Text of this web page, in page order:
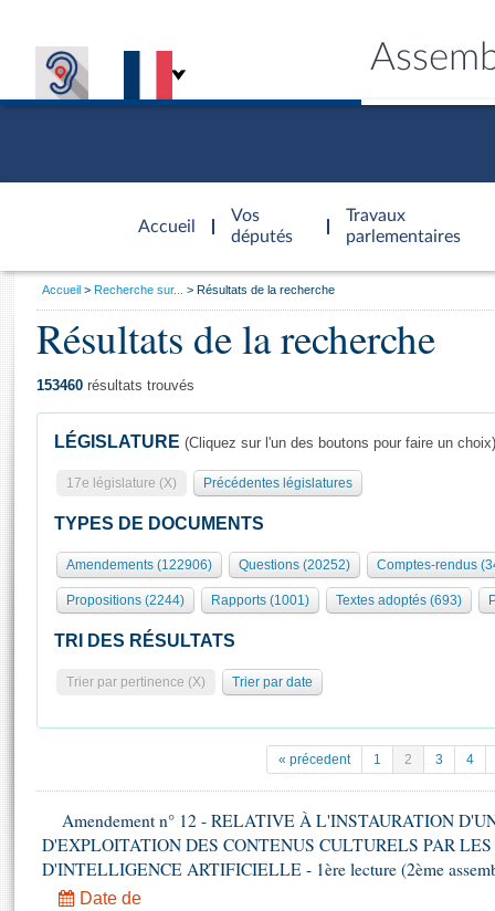
Accueil
d'accueil
Vos
députés
Travaux
parlementaires
Présidence
577 députés
Groupes politiques
Séance publique
Commissions et autres organes
Europe et International
Pétitions
Projets de loi
Propositions de loi
Amendements
Textes adoptés
Général
Rôle et pouvoirs de l'Assemblée
Organisation de l'Assemblée
Présidence Conférence des Présidents Bureau Collège des
Statistiques et chiffres clés
( Constitution | Règlement de l'Assemblée ... )
Juniors
Visiter l'Assemblée
Visite virtuelle du palais Bourbon
Assister à une séance
Contacts et plan d'accès
Photos libres de droit
Vous
Accueil Recherche sur... Résultats de la recherche
Résultats de la recherche
153460 résultats trouvés
LÉGISLATURE (Cliquez sur l'un des boutons pour faire un choix)
17e législature (X) Précédentes législatures
TYPES DE DOCUMENTS
Amendements (122906) Questions (20252) Comptes-rendus
Propositions (2244) Rapports (1001) Textes adoptés (693)
TRI DES RÉSULTATS
Trier par pertinence (X) Trier par date
« précedent 1 2 3 4
Amendement n° 12 - RELATIVE À L'INSTAURATION
D'EXPLOITATION DES CONTENUS CULTURELS PAR LES
D'INTELLIGENCE ARTIFICIELLE - 1ère lecture (2ème
Date de